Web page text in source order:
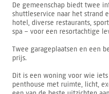
De gemeenschap biedt twee
shuttleservice naar het strand
hotel, diverse restaurants,
spa – voor een resortachtige
Twee garageplaatsen en een
prijs.
Dit is een woning voor wie
penthouse met ruimte, licht,